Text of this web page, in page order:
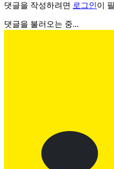
댓글을 작성하려면 로그인이
댓글을 불러오는 중...